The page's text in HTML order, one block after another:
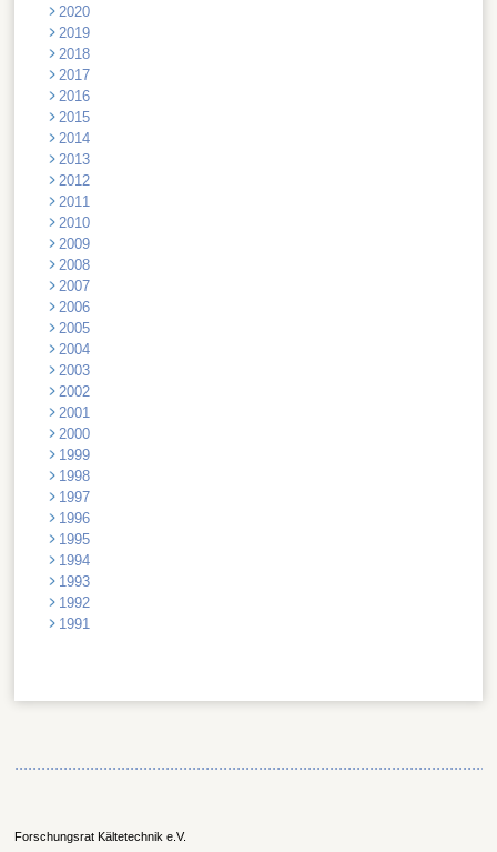
2020
2019
2018
2017
2016
2015
2014
2013
2012
2011
2010
2009
2008
2007
2006
2005
2004
2003
2002
2001
2000
1999
1998
1997
1996
1995
1994
1993
1992
1991
Forschungsrat Kältetechnik e.V.